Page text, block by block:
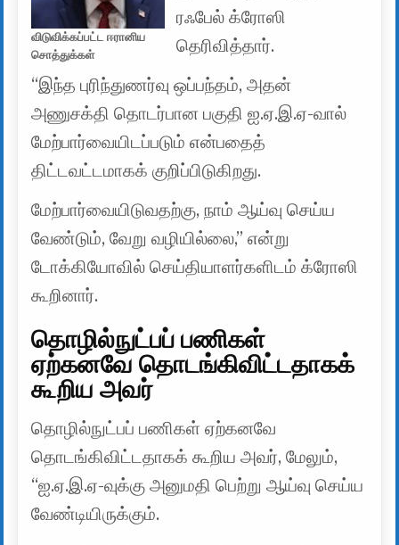
விடுவிக்கப்பட்ட ஈரானிய
சொத்துக்கள்
ரஃபேல் க்ரோஸி
தெரிவித்தார்.
“இந்த புரிந்துணர்வு ஒப்பந்தம், அதன்
அணுசக்தி தொடர்பான பகுதி ஐ.ஏ.இ.ஏ-வால்
மேற்பார்வையிடப்படும் என்பதைத்
திட்டவட்டமாகக் குறிப்பிடுகிறது.
மேற்பார்வையிடுவதற்கு, நாம் ஆய்வு செய்ய
வேண்டும், வேறு வழியில்லை,” என்று
டோக்கியோவில் செய்தியாளர்களிடம் க்ரோஸி
கூறினார்.
தொழில்நுட்பப் பணிகள்
ஏற்கனவே தொடங்கிவிட்டதாகக்
கூறிய அவர்
தொழில்நுட்பப் பணிகள் ஏற்கனவே
தொடங்கிவிட்டதாகக் கூறிய அவர், மேலும்,
“ஐ.ஏ.இ.ஏ-வுக்கு அனுமதி பெற்று ஆய்வு செய்ய
வேண்டியிருக்கும்.